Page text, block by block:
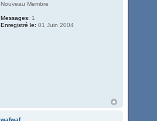
Nouveau Membre
Messages: 1
Enregistré le: 01 Juin 2004
wafwaf